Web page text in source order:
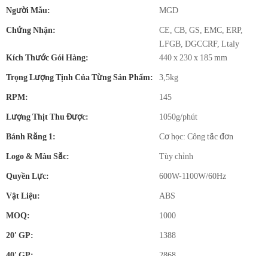
Người Mẫu: MGD
Chứng Nhận:
CE, CB, GS, EMC, ERP,
LFGB, DGCCRF, Ltaly
Kích Thước Gói Hàng:
440 x 230 x 185 mm
Trọng Lượng Tịnh Của Từng Sản Phẩm: 3,5kg
RPM: 145
Lượng Thịt Thu Được: 1050g/phút
Bánh Răng 1: Cơ học: Công tắc đơn
Logo & Màu Sắc: Tùy chỉnh
Quyền Lực: 600W-1100W/60Hz
Vật Liệu: ABS
MOQ: 1000
20′ GP: 1388